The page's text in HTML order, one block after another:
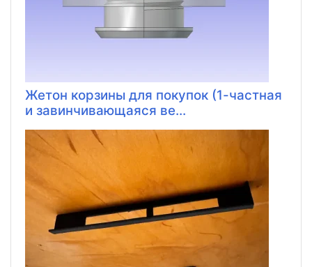
Жетон корзины для покупок (1-частная
и завинчивающаяся ве...